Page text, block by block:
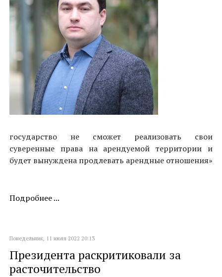
государство не сможет реализовать свои
суверенные права на арендуемой территории и
будет вынуждена продлевать арендные отношения»
Подробнее ...
Понедельник, 11 июля 2022 20:13
Президента раскритиковали за
расточительство